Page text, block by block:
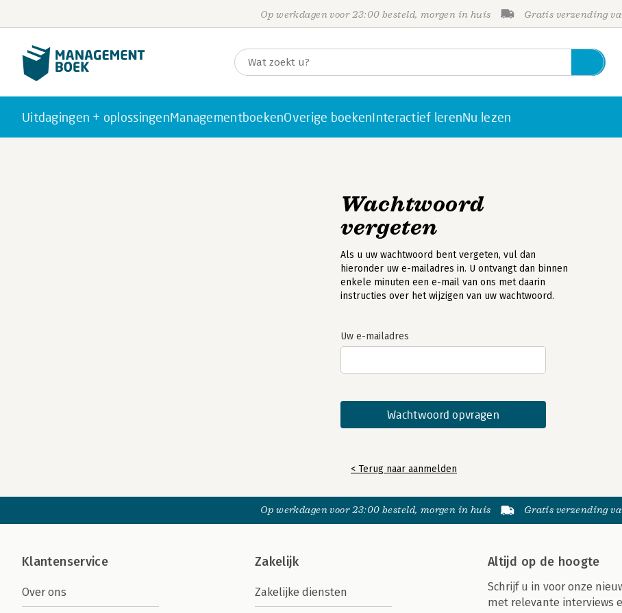
Op werkdagen voor 23:00 besteld, morgen in huis Gratis verzending
Uitdagingen + oplossingenManagementboekenOverige boekenInteractief lerenNu lezen
Wachtwoord
vergeten
Als u uw wachtwoord bent vergeten, vul dan
hieronder uw e-mailadres in. U ontvangt dan binnen
enkele minuten een e-mail van ons met daarin
instructies over het wijzigen van uw wachtwoord.
Uw e-mailadres
< Terug naar aanmelden
Op werkdagen voor 23:00 besteld, morgen in huis Gratis verzending
Klantenservice
Over ons
Zakelijk
Zakelijke diensten
Altijd op de hoogte
Schrijf u in voor onze
met relevante interviews